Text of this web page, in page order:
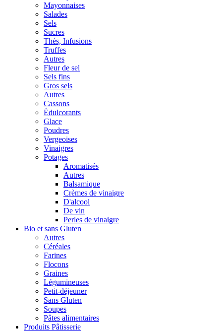
Mayonnaises
Salades
Sels
Sucres
Thés, Infusions
Truffes
Autres
Fleur de sel
Sels fins
Gros sels
Autres
Cassons
Édulcorants
Glace
Poudres
Vergeoises
Vinaigres
Potages
Aromatisés
Autres
Balsamique
Crèmes de vinaigre
D'alcool
De vin
Perles de vinaigre
Bio et sans Gluten
Autres
Céréales
Farines
Flocons
Graines
Légumineuses
Petit-déjeuner
Sans Gluten
Soupes
Pâtes alimentaires
Produits Pâtisserie